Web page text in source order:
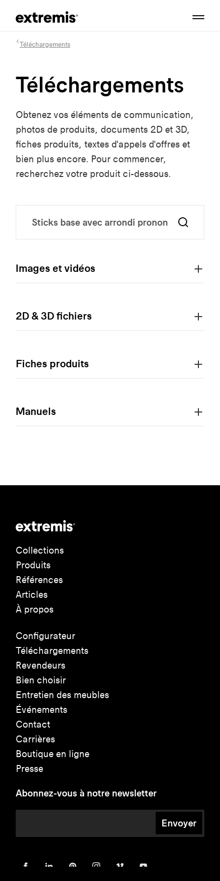
Téléchargements
Téléchargements
Obtenez vos éléments de communication,
photos de produits, documents 2D et 3D,
fiches produits, textes d'appels d'offres et
bien plus encore. Pour commencer,
recherchez votre produit ci-dessous.
Images et vidéos
2D & 3D fichiers
Fiches produits
Manuels
Collections
Produits
Références
Articles
À propos
Configurateur
Téléchargements
Revendeurs
Bien choisir
Entretien des meubles
Événements
Contact
Carrières
Boutique en ligne
Presse
Abonnez-vous à notre newsletter
Envoyer